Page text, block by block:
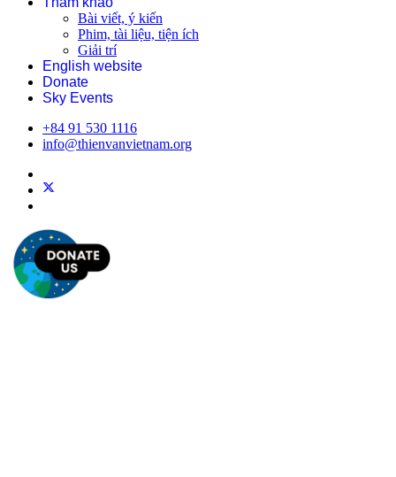
Bài viết, ý kiến
Phim, tài liệu, tiện ích
Giải trí
English website
Donate
Sky Events
+84 91 530 1116
info@thienvanvietnam.org